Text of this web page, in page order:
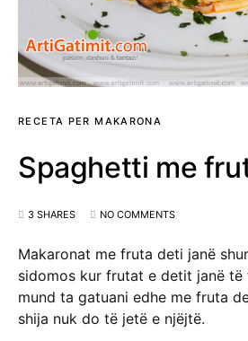
RECETA PER MAKARONA
Spaghetti me
3 SHARES NO COMMENTS
Makaronat me fruta deti janë
sidomos kur frutat e detit janë të
mund ta gatuani edhe me fruta
shija nuk do të jetë e njëjtë.